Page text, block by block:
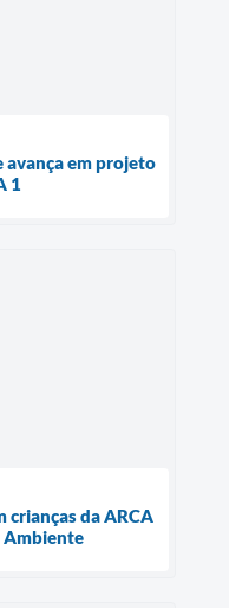
avança em projeto
1
crianças da ARCA
Ambiente